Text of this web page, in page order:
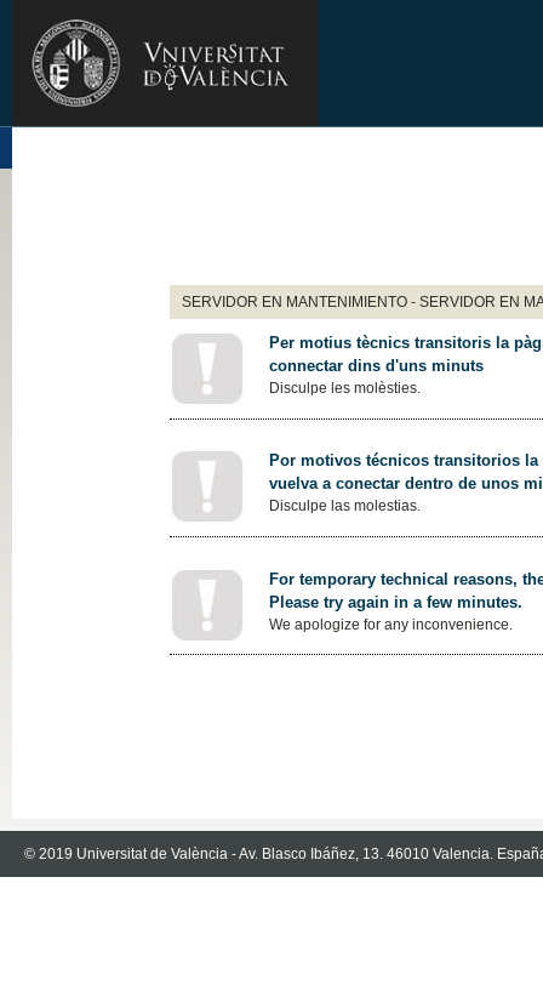
SERVIDOR EN MANTENIMIENTO - SERVIDOR EN
Per motius tècnics transitoris la
connectar dins d'uns minuts
Disculpe les molèsties.
Por motivos técnicos transitorios
vuelva a conectar dentro de unos
Disculpe las molestias.
For temporary technical reasons,
Please try again in a few minutes.
We apologize for any inconvenience.
© 2019 Universitat de València - Av. Blasco Ibáñez, 13. 46010 Valencia.